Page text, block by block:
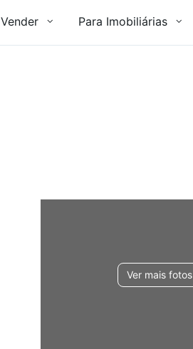
Vender Para Imobiliárias
Ver mais fotos